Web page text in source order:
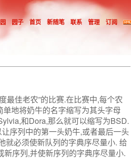
园子 首页 新随笔 联系 管理 订阅
最佳老农”的比赛.在比赛中,每个农
地将奶牛的名字缩写为其头字母
和Dora,那么就可以缩写为BSD.
序列中的第一头奶牛,或者最后一头
就必须使新队列的字典序尽量小. 给
序列,并使新序列的字典序尽量小.